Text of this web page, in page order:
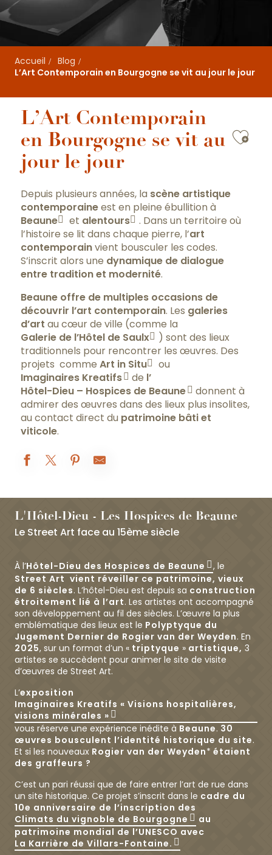
Accueil
Blog
L’Art Contemporain en Bourgogne se vit au jour le jour
L’Art Contemporain
en Bourgogne se vit au
jour le jour
Depuis plusieurs années, la scène artistique
contemporaineest en pleine ébullition à
Beaune
et alentours
. Dans un territoire où
l’histoire se lit dans chaque pierre, l’art
contemporainvient bousculer les codes.
S’inscrit alors une dynamique de dialogue
entre tradition et modernité.
Beaune offre de multiples occasions de
découvrir l’art contemporain. Les galeries
d’art au cœur de ville (comme la
Galerie de l’Hôtel de Saulx
) sont des lieux
traditionnels pour rencontrer les œuvres. Des
projets comme Art in Situ
ou
Imaginaires Kreatifs
de l’
Hôtel-Dieu – Hospices de Beaune
donnent à
admirer des œuvres dans des lieux plus insolites,
au contact direct du patrimoine bâti et
viticole.
L'Hôtel-Dieu - Les Hospices de Beaune
Le Street Art face au 15ème siècle
À l’Hôtel-Dieu des Hospices de Beaune
, le
Street Art vient réveiller ce patrimoine, vieux
de 6 siècles. L’hôtel-Dieu est depuis sa construction
étroitement lié à l’art. Les artistes ont accompagné
son développement au fil des siècles. L’œuvre la plus
emblématique des lieux est le Polyptyque du
Jugement Dernier de Rogier van der Weyden. En
2025, sur un format d’un « triptyque » artistique, 3
artistes se succèdent pour animer le site de visite
d’œuvres de Street Art.
L’exposition
Imaginaires Kreatifs « Visions hospitalières,
visions minérales »
vous réserve une expérience inédite à Beaune. 30
œuvres bousculent l’identité historique du site.
Et si les nouveaux Rogier van der Weyden* étaient
des graffeurs ?
C’est un pari réussi que de faire entrer l’art de rue dans
un site historique. Ce projet s’inscrit dans le cadre du
10e anniversaire de l’inscription des
Climats du vignoble de Bourgogne
au
patrimoine mondial de l’UNESCO avec
La Karrière de Villars-Fontaine.